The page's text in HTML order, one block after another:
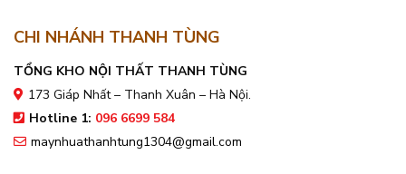
CHI NHÁNH THANH TÙNG
TỔNG KHO NỘI THẤT THANH TÙNG
173 Giáp Nhất – Thanh Xuân – Hà Nội.
Hotline 1: 096 6699 584
maynhuathanhtung1304@gmail.com